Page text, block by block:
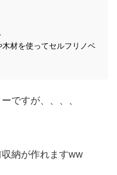
材を使ってセルフリノベ
ですが、、、、
納が作れますww